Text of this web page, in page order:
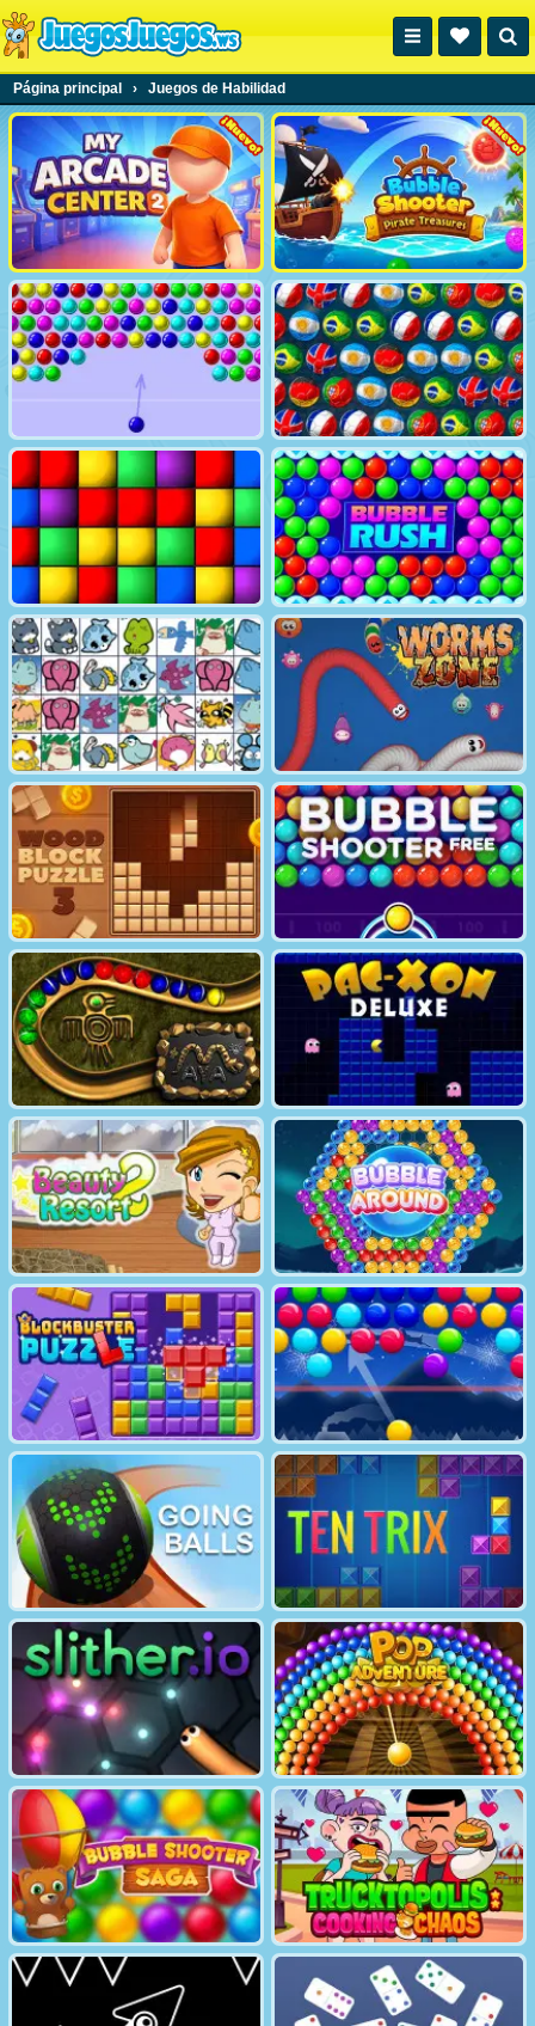
Página principal › Juegos de Habilidad